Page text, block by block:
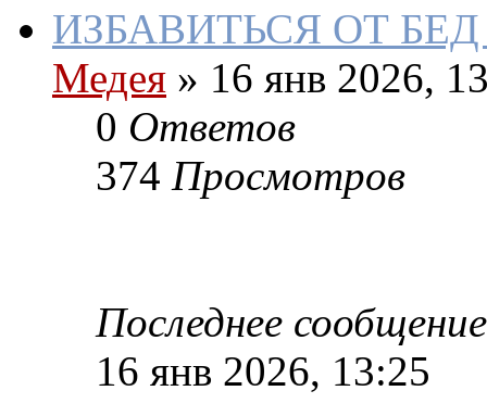
ИЗБАВИТЬСЯ ОТ
Медея » 16 янв 2026,
0 Ответов
374 Просмотров
Последнее сообщение
16 янв 2026, 13:25